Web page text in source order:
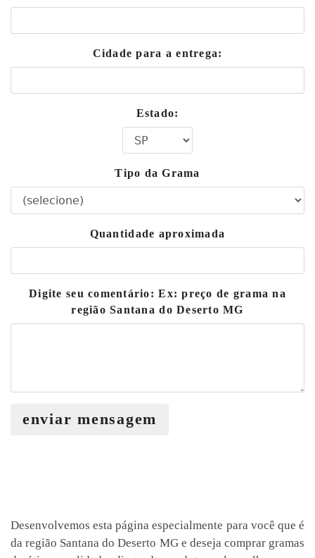
Cidade para a entrega:
Estado:
Tipo da Grama
Quantidade aproximada
Digite seu comentário: Ex: preço de grama na
região Santana do Deserto MG
enviar mensagem
Desenvolvemos esta página especialmente para você que é
da região Santana do Deserto MG e deseja comprar gramas